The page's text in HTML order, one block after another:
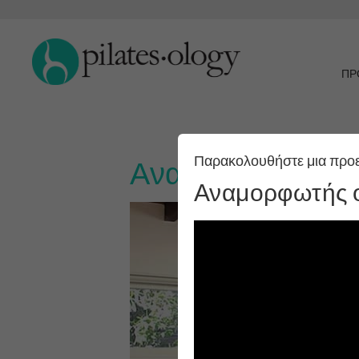
Αναμορφωτής
Παρακολουθήστε μια
Αναμορφωτής